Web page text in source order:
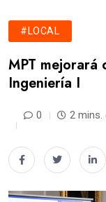
#LOCAL
MPT mejorará
Ingeniería I
0 2 mins.